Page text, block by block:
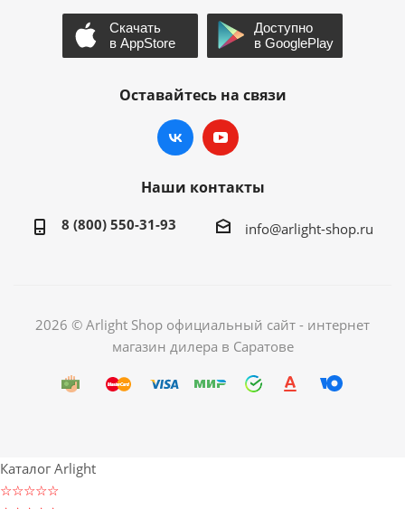
Оставайтесь на связи
Наши контакты
8 (800) 550-31-93 info@arlight-shop.ru
2026 © Arlight Shop официальный сайт - интернет
магазин дилера в Саратове
Каталог Arlight
☆☆☆☆☆